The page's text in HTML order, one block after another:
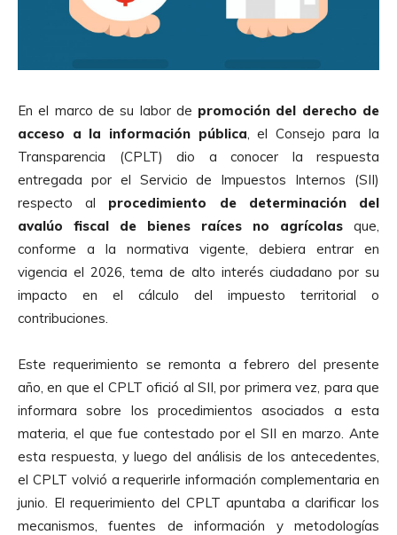
En el marco de su labor de promoción del derecho de
acceso a la información pública , el Consejo para la
Transparencia (CPLT) dio a conocer la respuesta
entregada por el Servicio de Impuestos Internos (SII)
respecto al procedimiento de determinación del
avalúo fiscal de bienes raíces no agrícolas que,
conforme a la normativa vigente, debiera entrar en
vigencia el 2026, tema de alto interés ciudadano por su
impacto en el cálculo del impuesto territorial o
contribuciones.
Este requerimiento se remonta a febrero del presente
año, en que el CPLT ofició al SII, por primera vez, para que
informara sobre los procedimientos asociados a esta
materia, el que fue contestado por el SII en marzo. Ante
esta respuesta, y luego del análisis de los antecedentes,
el CPLT volvió a requerirle información complementaria en
junio. El requerimiento del CPLT apuntaba a clarificar los
mecanismos, fuentes de información y metodologías